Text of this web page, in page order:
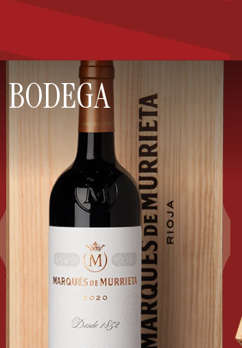
BODEGA